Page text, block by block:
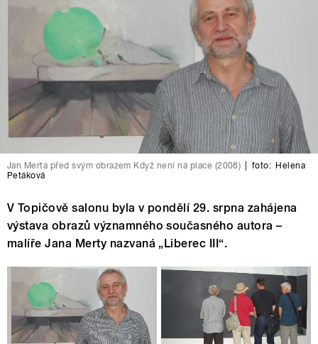
Jan Merta před svým obrazem Když není na place (2008) foto: Helena
Petáková
V Topičově salonu byla v pondělí 29. srpna zahájena
výstava obrazů významného současného autora –
malíře Jana Merty nazvaná „Liberec III“.